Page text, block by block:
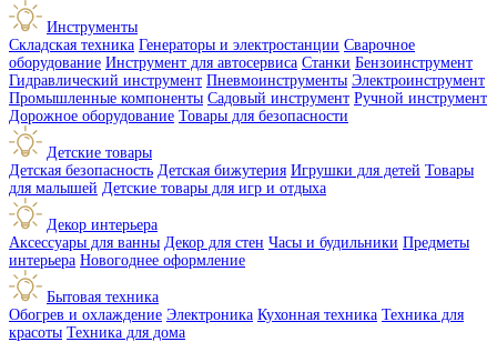
Инструменты
Складская техника Генераторы и электростанции Сварочное
оборудование Инструмент для автосервиса Станки Бензоинструмент
Гидравлический инструмент Пневмоинструменты Электроинструмент
Промышленные компоненты Садовый инструмент Ручной инструмент
Дорожное оборудование Товары для безопасности
Детские товары
Детская безопасность Детская бижутерия Игрушки для детей Товары
для малышей Детские товары для игр и отдыха
Декор интерьера
Аксессуары для ванны Декор для стен Часы и будильники Предметы
интерьера Новогоднее оформление
Бытовая техника
Обогрев и охлаждение Электроника Кухонная техника Техника для
красоты Техника для дома